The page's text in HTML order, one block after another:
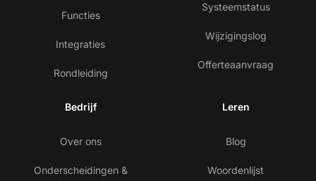
Functies
Integraties
Rondleiding
Systeemstatus
Wijzigingslog
Offerteaanvraag
Bedrijf
Over ons
Onderscheidingen &
Leren
Blog
Woordenlijst